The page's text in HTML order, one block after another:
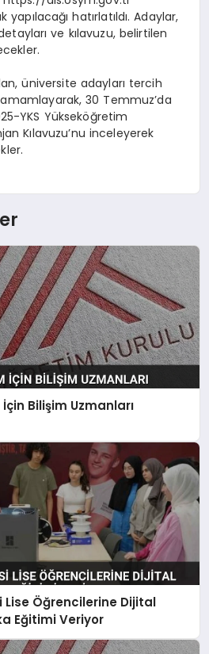
hatırlatıldı. Adaylar,
ve kılavuzu, belirtilen
üniversite adayları tercih
tamamlayarak, 30 Temmuz’da
YKS Yükseköğretim
Kılavuzu’nu inceleyerek
Bilişim Uzmanları
Öğrencilerine Dijital
Eğitimi Veriyor